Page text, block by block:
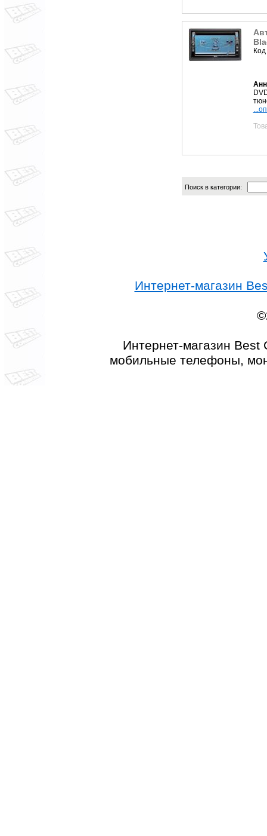
Поиск в категории:
Интернет-магазин
Интернет-магазин Best
мобильные телефоны,